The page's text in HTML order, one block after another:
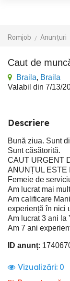
Romjob Anunțuri
Caut de
Braila, Braila
Valabil din 7/13/
Descriere
Bună ziua. Sunt
Sunt căsătorită.
CAUT URGENT
ANUNȚUL ESTE
Femeie de
Am lucrat mai
Am calificare
experiență în nici
Am lucrat 3 ani la
Am 7 ani
ID anunț:
Vizualizări: 0